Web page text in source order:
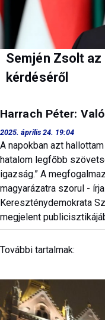
Semjén Zsolt
kérdéséről
Harrach Péter:
2025. április 24. 19:04
A napokban azt
hatalom legfőbb
igazság.” A
magyarázatra szorul -
Kereszténydemokrata
megjelent
További tartalmak: